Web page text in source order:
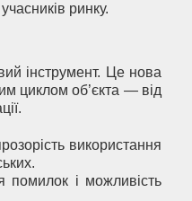
ринку.
інструмент. Це нова
циклом об’єкта — від
використання
і можливість